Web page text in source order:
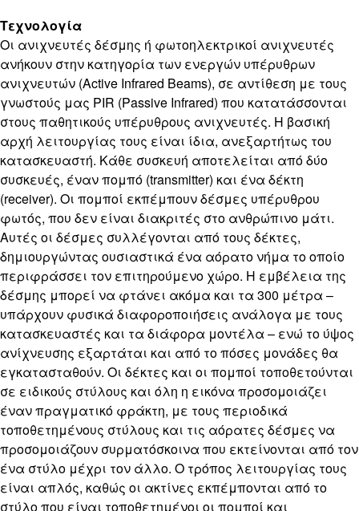
Τεχνολογία
Οι ανιχνευτές δέσμης ή φωτοηλεκτρικοί ανιχνευτές
ανήκουν στην κατηγορία των ενεργών υπέρυθρων
ανιχνευτών (Active Infrared Beams), σε αντίθεση με τους
γνωστούς μας PIR (Passive Infrared) που κατατάσσονται
στους παθητικούς υπέρυθρους ανιχνευτές. Η βασική
αρχή λειτουργίας τους είναι ίδια, ανεξαρτήτως του
κατασκευαστή. Κάθε συσκευή αποτελείται από δύο
συσκευές, έναν πομπό (transmitter) και ένα δέκτη
(receiver). Oι πομποί εκπέμπουν δέσμες υπέρυθρου
φωτός, που δεν είναι διακριτές στο ανθρώπινο μάτι.
Αυτές οι δέσμες συλλέγονται από τους δέκτες,
δημιουργώντας ουσιαστικά ένα αόρατο νήμα το οποίο
περιφράσσει τον επιτηρούμενο χώρο. Η εμβέλεια της
δέσμης μπορεί να φτάνει ακόμα και τα 300 μέτρα –
υπάρχουν φυσικά διαφοροποιήσεις ανάλογα με τους
κατασκευαστές και τα διάφορα μοντέλα – ενώ το ύψος
ανίχνευσης εξαρτάται και από το πόσες μονάδες θα
εγκατασταθούν. Οι δέκτες και οι πομποί τοποθετούνται
σε ειδικούς στύλους και όλη η εικόνα προσομοιάζει
έναν πραγματικό φράκτη, με τους περιοδικά
τοποθετημένους στύλους και τις αόρατες δέσμες να
προσομοιάζουν συρματόσκοινα που εκτείνονται από τον
ένα στύλο μέχρι τον άλλο. Ο τρόπος λειτουργίας τους
είναι απλός, καθώς οι ακτίνες εκπέμπονται από το
στύλο που είναι τοποθετημένοι οι πομποί και